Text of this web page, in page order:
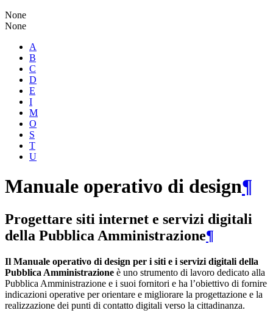
None
None
A
B
C
D
E
I
M
O
S
T
U
Manuale operativo di design¶
Progettare siti internet e servizi digitali
della Pubblica Amministrazione¶
Il Manuale operativo di design per i siti e i servizi digitali della
Pubblica Amministrazione è uno strumento di lavoro dedicato alla
Pubblica Amministrazione e i suoi fornitori e ha l’obiettivo di fornire
indicazioni operative per orientare e migliorare la progettazione e la
realizzazione dei punti di contatto digitali verso la cittadinanza.